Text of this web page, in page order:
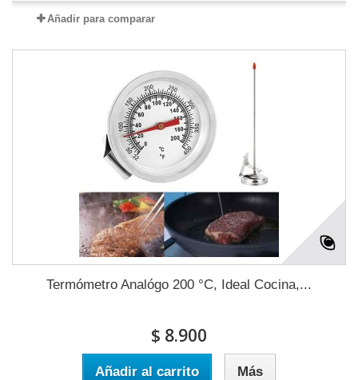
Añadir para comparar
Termómetro Analógo 200 °C, Ideal Cocina,...
$ 8.900
Añadir al carrito Más